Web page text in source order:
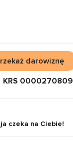
darowiznę
KRS 0000270809
czeka na Ciebie!